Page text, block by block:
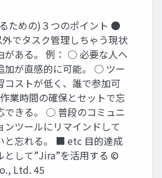
ための)３つのポイント ●
でタスク管理しちゃう現状
がある。 例： ○ 必要な人へ
加が直感的に可能。 ○ ツー
コストが低く、誰で参加可
業時間の確保とセットで忘
できる。 ○ 普段のコミュニ
ンツールにリマインドして
と忘れる。 ■ etc 目的達成
として”Jira”を活用する ©
Ltd. 45